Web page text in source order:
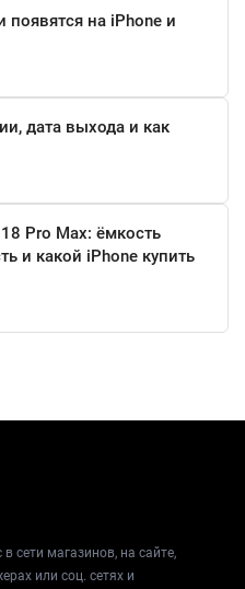
просто смартфон, а мощный
который удовлетворит
на iPhone и
дата выхода и как
Pro Max: ёмкость
и какой iPhone купить
сети магазинов, на сайте,
или соц. сетях и